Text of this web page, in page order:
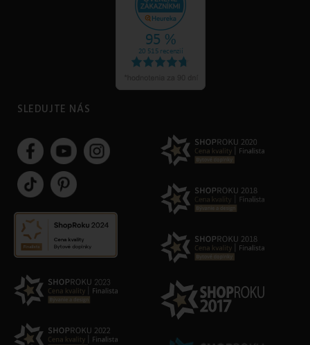
SLEDUJTE NÁS